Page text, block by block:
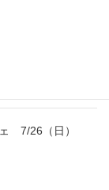
7/26（日）